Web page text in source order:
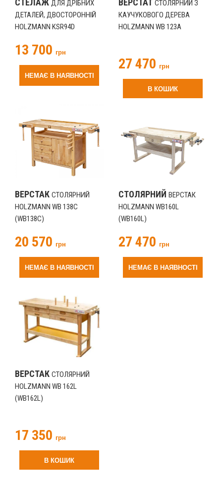
СТЕЛАЖ ДЛЯ ДРІБНИХ
ДЕТАЛЕЙ, ДВОСТОРОННІЙ
HOLZMANN KSR94D
13 700 грн
НЕМАЄ В НАЯВНОСТІ
ВЕРСТАТ СТОЛЯРНИЙ З
КАУЧУКОВОГО ДЕРЕВА
HOLZMANN WB 123A
27 470 грн
В КОШИК
ВЕРСТАК СТОЛЯРНИЙ
HOLZMANN WB 138C
(WB138C)
20 570 грн
НЕМАЄ В НАЯВНОСТІ
СТОЛЯРНИЙ ВЕРСТАК
HOLZMANN WB160L
(WB160L)
27 470 грн
НЕМАЄ В НАЯВНОСТІ
ВЕРСТАК СТОЛЯРНИЙ
HOLZMANN WB 162L
(WB162L)
17 350 грн
В КОШИК